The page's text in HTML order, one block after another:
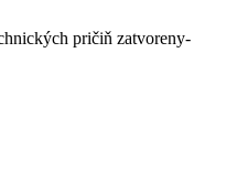
pričiň zatvoreny-